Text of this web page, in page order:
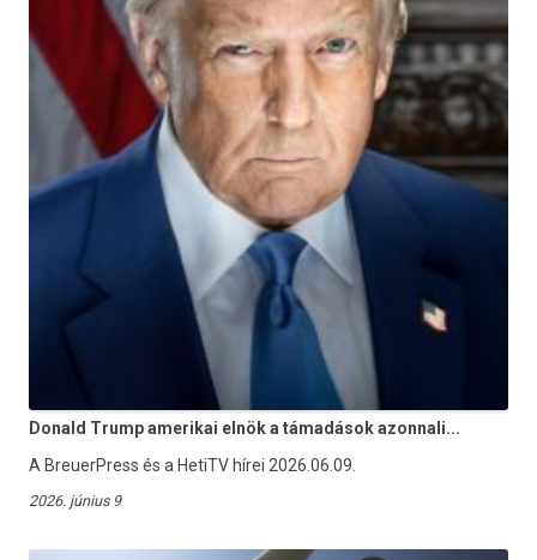
Donald Trump amerikai elnök a támadások azonnali...
A BreuerPress és a HetiTV hírei 2026.06.09.
2026. június 9